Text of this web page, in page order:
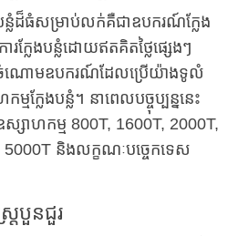
ន្លំដ៏ធំសម្រាប់លក់គឺជាឧបករណ៍ក្លែង
ក្លែងបន្លំដោយឥតគិតថ្លៃផ្សេងៗ
ណោមឧបករណ៍ដែលប្រើយ៉ាងទូលំ
ក្លែងបន្លំ។ នាពេលបច្ចុប្បន្ននេះ
ស្សាហកម្ម 800T, 1600T, 2000T,
និងលក្ខណៈបច្ចេកទេស
របួនជួរ